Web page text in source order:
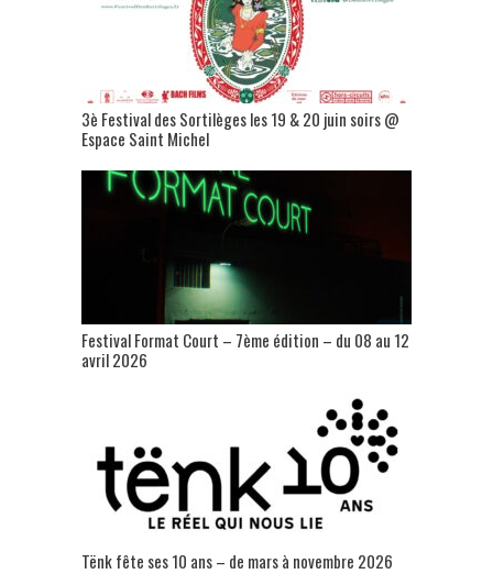
3è Festival des Sortilèges les 19 & 20 juin soirs @
Espace Saint Michel
Festival Format Court – 7ème édition – du 08 au 12
avril 2026
Tënk fête ses 10 ans – de mars à novembre 2026